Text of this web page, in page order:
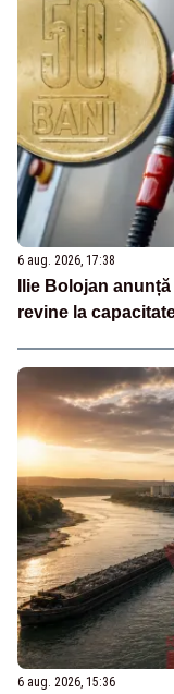
6 aug. 2026, 17:38
Ilie Bolojan
revine la
6 aug. 2026, 15:36